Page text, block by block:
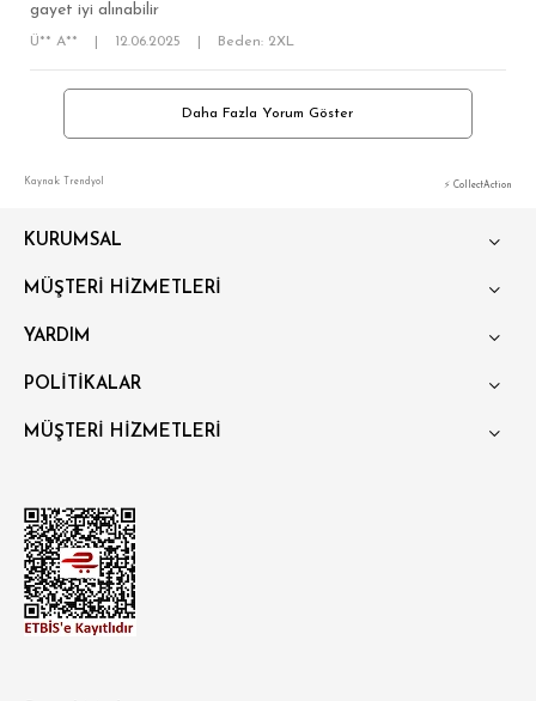
gayet iyi alınabilir
Ü** A** 12.06.2025 Beden: 2XL
Daha Fazla Yorum Göster
Kaynak: Trendyol ⚡ CollectAction
KURUMSAL
MÜŞTERİ HİZMETLERİ
YARDIM
POLİTİKALAR
MÜŞTERİ HİZMETLERİ